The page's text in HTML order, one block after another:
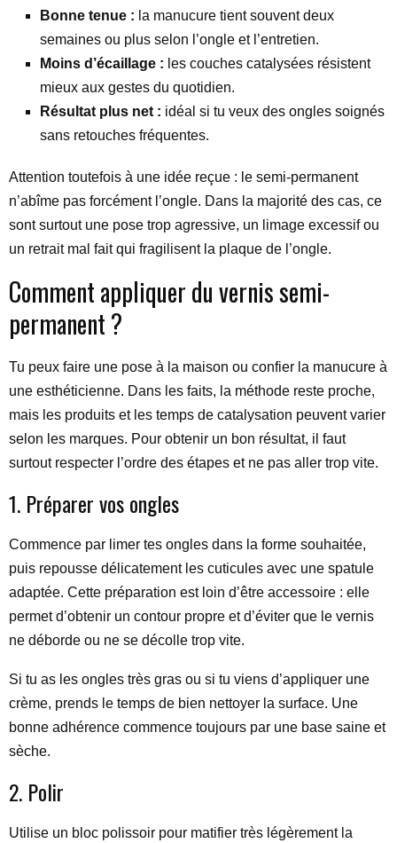
Bonne tenue : la manucure tient souvent deux
semaines ou plus selon l’ongle et l’entretien.
Moins d’écaillage : les couches catalysées résistent
mieux aux gestes du quotidien.
Résultat plus net : idéal si tu veux des ongles soignés
sans retouches fréquentes.
Attention toutefois à une idée reçue : le semi-permanent
n’abîme pas forcément l’ongle. Dans la majorité des cas, ce
sont surtout une pose trop agressive, un limage excessif ou
un retrait mal fait qui fragilisent la plaque de l’ongle.
Comment appliquer du vernis semi-
permanent ?
Tu peux faire une pose à la maison ou confier la manucure à
une esthéticienne. Dans les faits, la méthode reste proche,
mais les produits et les temps de catalysation peuvent varier
selon les marques. Pour obtenir un bon résultat, il faut
surtout respecter l’ordre des étapes et ne pas aller trop vite.
1. Préparer vos ongles
Commence par limer tes ongles dans la forme souhaitée,
puis repousse délicatement les cuticules avec une spatule
adaptée. Cette préparation est loin d’être accessoire : elle
permet d’obtenir un contour propre et d’éviter que le vernis
ne déborde ou ne se décolle trop vite.
Si tu as les ongles très gras ou si tu viens d’appliquer une
crème, prends le temps de bien nettoyer la surface. Une
bonne adhérence commence toujours par une base saine et
sèche.
2. Polir
Utilise un bloc polissoir pour matifier très légèrement la